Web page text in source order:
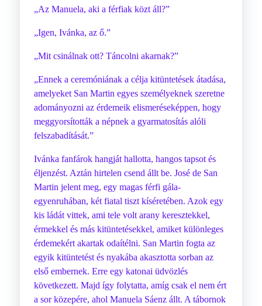
„Az Manuela, aki a férfiak közt áll?”
„Igen, Ivánka, az ő.”
„Mit csinálnak ott? Táncolni akarnak?”
„Ennek a ceremóniának a célja kitüntetések átadása,
amelyeket San Martin egyes személyeknek szeretne
adományozni az érdemeik elismeréseképpen, hogy
meggyorsították a népnek a gyarmatosítás alóli
felszabadítását.”
Ivánka fanfárok hangját hallotta, hangos tapsot és
éljenzést. Aztán hirtelen csend állt be. José de San
Martin jelent meg, egy magas férfi gála-
egyenruhában, két fiatal tiszt kíséretében. Azok egy
kis ládát vittek, ami tele volt arany keresztekkel,
érmekkel és más kitüntetésekkel, amiket különleges
érdemekért akartak odaítélni. San Martin fogta az
egyik kitüntetést és nyakába akasztotta sorban az
első embernek. Erre egy katonai üdvözlés
következett. Majd így folytatta, amíg csak el nem ért
a sor közepére, ahol Manuela Sáenz állt. A tábornok